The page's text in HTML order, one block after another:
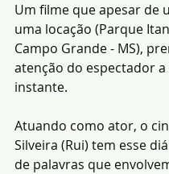
Um filme que apesar de
uma locação (Parque
Campo Grande - MS),
atenção do espectador
instante.
Atuando como ator, o
Silveira (Rui) tem esse
de palavras que